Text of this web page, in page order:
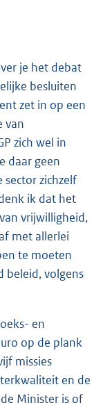
je het debat
besluiten
zet in op een
van
zich wel in
daar geen
zichzelf
ik dat het
vrijwilligheid,
met allerlei
te moeten
beleid, volgens
en
op de plank
missies
en de
Minister is of